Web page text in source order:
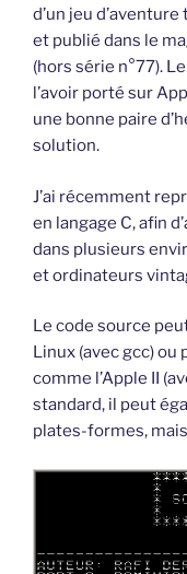
d’un jeu
et publié dans le
(hors série n°77).
l’avoir porté sur
une bonne paire
solution.
J’ai récemment
en langage C, afin
dans plusieurs
et ordinateurs
Le code source
Linux (avec gcc)
comme l’Apple II
standard, il peut
plates-formes,